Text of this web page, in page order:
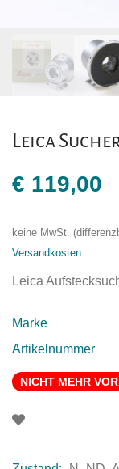
Leica
€ 119,00
keine MwSt.
Versandkosten
Leica
Marke
Artikelnummer
NICHT MEHR